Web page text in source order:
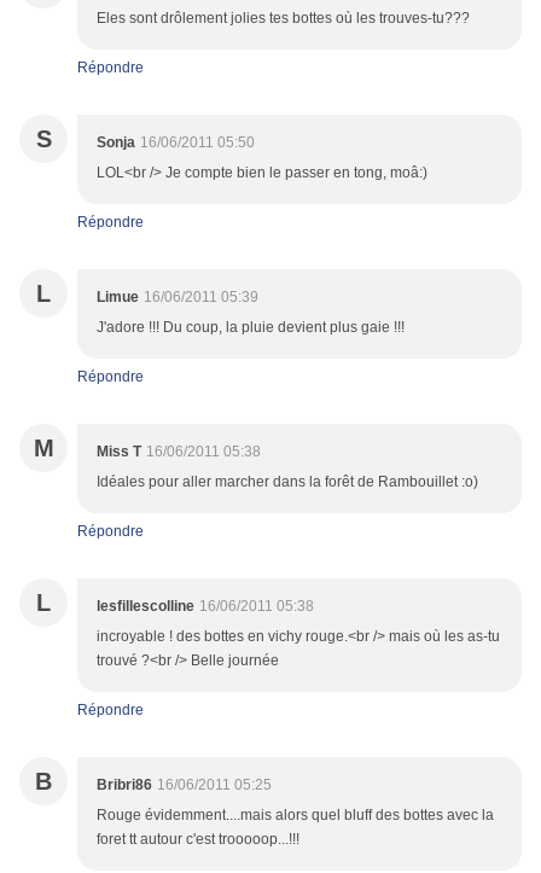
Eles sont drôlement jolies tes bottes où les trouves-tu???
Répondre
S Sonja 16/06/2011 05:50
LOL<br /> Je compte bien le passer en tong, moâ:)
Répondre
L Limue 16/06/2011 05:39
J'adore !!! Du coup, la pluie devient plus gaie !!!
Répondre
M Miss T 16/06/2011 05:38
Idéales pour aller marcher dans la forêt de Rambouillet :o)
Répondre
L lesfillescolline 16/06/2011 05:38
incroyable ! des bottes en vichy rouge.<br /> mais où les as-tu
trouvé ?<br /> Belle journée
Répondre
B Bribri86 16/06/2011 05:25
Rouge évidemment....mais alors quel bluff des bottes avec la
foret tt autour c'est trooooop...!!!